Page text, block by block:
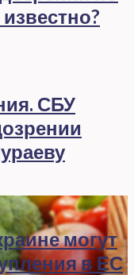
СБУ
могут
в ЕС